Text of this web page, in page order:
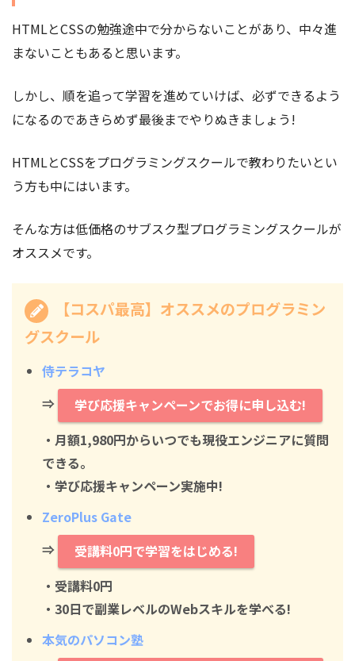
HTMLとCSSの勉強途中で分からないことがあり、中々進
まないこともあると思います。
しかし、順を追って学習を進めていけば、必ずできるよう
になるのであきらめず最後までやりぬきましょう!
HTMLとCSSをプログラミングスクールで教わりたいとい
う方も中にはいます。
そんな方は低価格のサブスク型プログラミングスクールが
オススメです。
【コスパ最高】オススメのプログラミン
グスクール
侍テラコヤ
⇒
学び応援キャンペーンでお得に申し込む!
・月額1,980円からいつでも現役エンジニアに質問
できる。
・学び応援キャンペーン実施中!
ZeroPlus Gate
⇒
受講料0円で学習をはじめる!
・ 受講料0円
・30日で副業レベルのWebスキルを学べる!
本気のパソコン塾